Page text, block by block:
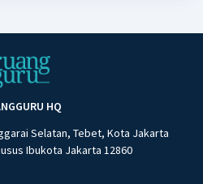
HQ
Selatan, Tebet, Kota Jakarta
Ibukota Jakarta 12860